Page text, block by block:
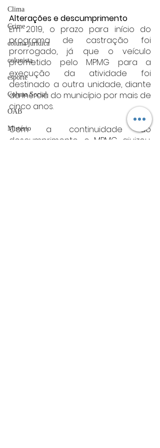
Clima
Crime
coluna juridica
colunista
esporte
Coluna Social
OAB
Mistério
Alterações e descumprimento
Em 2019, o prazo para início do
programa de castração foi
prorrogado, já que o veículo
prometido pelo MPMG para a
execução da atividade foi
destinado a outra unidade, diante
da inércia do município por mais de
cinco anos.
Com a continuidade do
descumprimento, o MPMG ajuizou,